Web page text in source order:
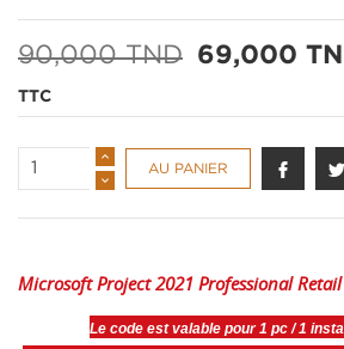
90,000 TND 69,000
TTC
AU PANIER
Microsoft Project 2021 Professional
Le code est valable pour 1 pc / 1